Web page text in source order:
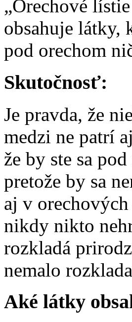
„Orechové
obsahuje látky,
pod orechom
Skutočnosť:
Je pravda, že
medzi ne patrí
že by ste sa
pretože by sa
aj v
nikdy nikto
rozkladá
nemalo
Aké látky